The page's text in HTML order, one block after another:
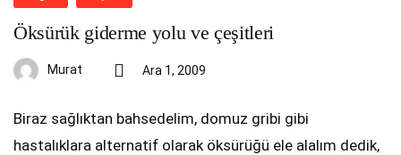
Öksürük giderme yolu ve çeşitleri
Murat Ara 1, 2009
Biraz sağlıktan bahsedelim, domuz gribi gibi
hastalıklara alternatif olarak öksürüğü ele alalım dedik,